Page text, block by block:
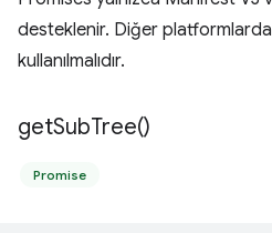
desteklenir. Diğer
kullanılmalıdır.
getSubTree()
Promise